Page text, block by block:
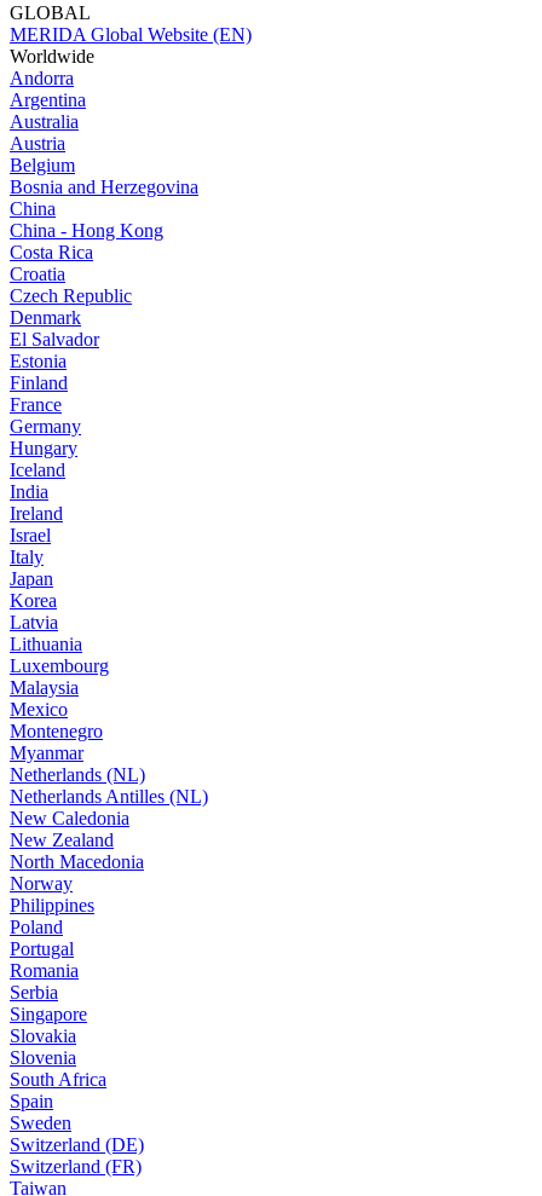
GLOBAL
MERIDA Global Website (EN)
Worldwide
Andorra
Argentina
Australia
Austria
Belgium
Bosnia and Herzegovina
China
China - Hong Kong
Costa Rica
Croatia
Czech Republic
Denmark
El Salvador
Estonia
Finland
France
Germany
Hungary
Iceland
India
Ireland
Israel
Italy
Japan
Korea
Latvia
Lithuania
Luxembourg
Malaysia
Mexico
Montenegro
Myanmar
Netherlands (NL)
Netherlands Antilles (NL)
New Caledonia
New Zealand
North Macedonia
Norway
Philippines
Poland
Portugal
Romania
Serbia
Singapore
Slovakia
Slovenia
South Africa
Spain
Sweden
Switzerland (DE)
Switzerland (FR)
Taiwan